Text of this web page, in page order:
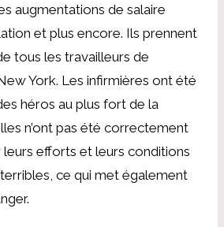
augmentations de salaire
et plus encore. Ils prennent
tous les travailleurs de
York. Les infirmières ont été
héros au plus fort de la
n’ont pas été correctement
efforts et leurs conditions
ce qui met également